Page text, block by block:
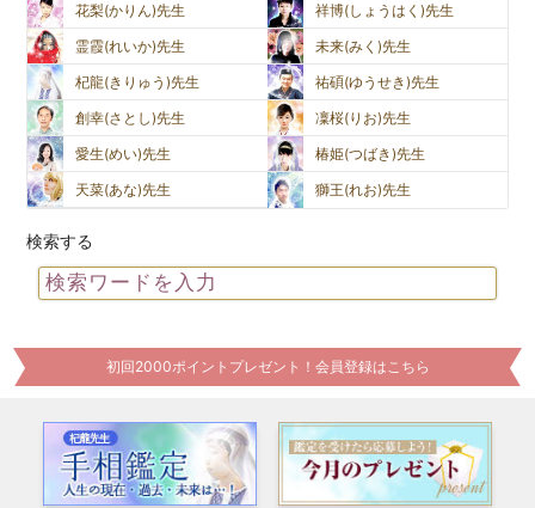
花梨(かりん)先生
祥博(しょうはく)先生
霊霞(れいか)先生
未来(みく)先生
杞龍(きりゅう)先生
祐碩(ゆうせき)先生
創幸(さとし)先生
凜桜(りお)先生
愛生(めい)先生
椿姫(つばき)先生
天菜(あな)先生
獅王(れお)先生
検索する
初回2000ポイントプレゼント！会員登録はこちら